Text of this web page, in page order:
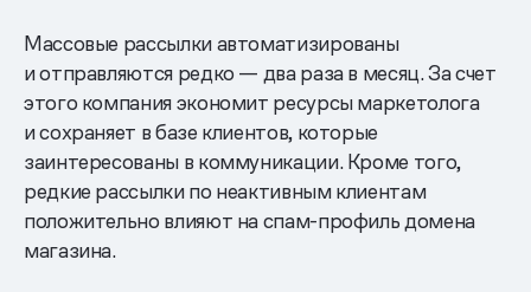
Массовые рассылки автоматизированы
и отправляются редко — два раза в месяц. За счет
этого компания экономит ресурсы маркетолога
и сохраняет в базе клиентов, которые
заинтересованы в коммуникации. Кроме того,
редкие рассылки по неактивным клиентам
положительно влияют на спам-профиль домена
магазина.